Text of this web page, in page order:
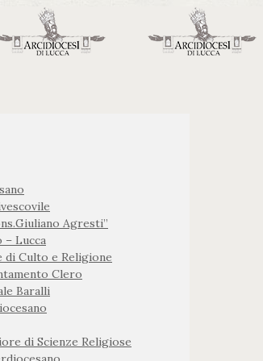
Agresti”
– Lucca
di Culto e Religione
Clero
Baralli
di Scienze Religiose